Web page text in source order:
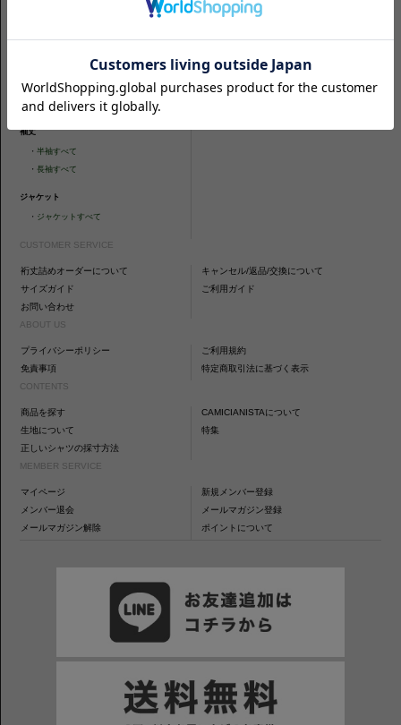
カジュアルフィット
・ショートスリーブ
・ シャツすべて
袖丈
・半袖すべて
・長袖すべて
ジャケット
・ ジャケットすべて
・タイトフィット
ネクタイ
CUSTOMER SERVICE
裄丈詰めオーダーについて
キャンセル/返品/交換について
サイズガイド
ご利用ガイド
お問い合わせ
ABOUT US
プライバシーポリシー
ご利用規約
免責事項
特定商取引法に基づく表示
CONTENTS
商品を探す
CAMICIANISTAについて
生地について
特集
正しいシャツの採寸方法
MEMBER SERVICE
マイページ
新規メンバー登録
メンバー退会
メールマガジン登録
メールマガジン解除
ポイントについて